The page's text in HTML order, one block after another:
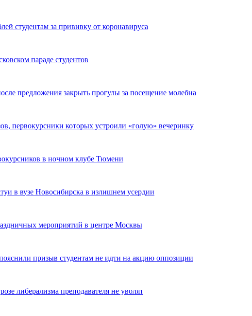
студентам за прививку от коронавируса
параде студентов
предложения закрыть прогулы за посещение молебна
первокурсники которых устроили «голую» вечеринку
в ночном клубе Тюмени
в вузе Новосибирска в излишнем усердии
мероприятий в центре Москвы
призыв студентам не идти на акцию оппозиции
либерализма преподавателя не уволят